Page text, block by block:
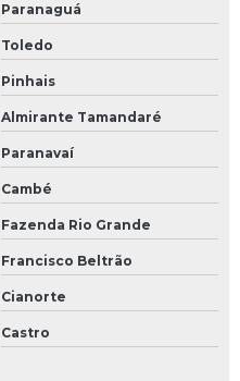
Paranaguá
Toledo
Pinhais
Almirante Tamandaré
Paranavaí
Cambé
Fazenda Rio Grande
Francisco Beltrão
Cianorte
Castro